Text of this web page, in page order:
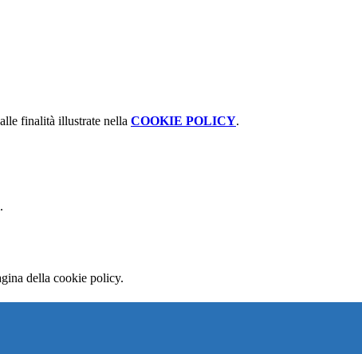
finalità illustrate nella COOKIE POLICY.
della cookie policy.